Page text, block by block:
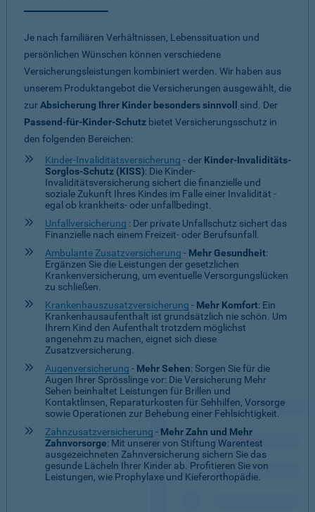
Je nach familiären Verhältnissen, Lebenssituation und
persönlichen Wünschen können verschiedene
Versicherungsleistungen kombiniert werden. Wir haben aus
unserem Produktangebot die Versicherungen ausgewählt, die
zurAbsicherung Ihrer Kinder besonders sinnvoll sind. Der
Passend-für-Kinder-Schutz bietet Versicherungsschutz in
den folgenden Bereichen:
Kinder-Invaliditätsversicherung - der Kinder-Invaliditäts-
Sorglos-Schutz (KISS): Die Kinder-
Invaliditätsversicherung sichert die finanzielle und
soziale Zukunft Ihres Kindes im Falle einer Invalidität -
egal ob krankheits- oder unfallbedingt.
Unfallversicherung : Der private Unfallschutz sichert das
Finanzielle nach einem Freizeit- oder Berufsunfall.
Ambulante Zusatzversicherung - Mehr Gesundheit:
Ergänzen Sie die Leistungen der gesetzlichen
Krankenversicherung, um eventuelle Versorgungslücken
zu schließen.
Krankenhauszusatzversicherung - Mehr Komfort: Ein
Krankenhausaufenthalt ist grundsätzlich nie schön. Um
Ihrem Kind den Aufenthalt trotzdem möglichst
angenehm zu machen, eignet sich diese
Zusatzversicherung.
Augenversicherung - Mehr Sehen: Sorgen Sie für die
Augen Ihrer Sprösslinge vor: Die Versicherung Mehr
Sehen beinhaltet Leistungen für Brillen und
Kontaktlinsen, Reparaturkosten für Sehhilfen, Vorsorge
sowie Operationen zur Behebung einer Fehlsichtigkeit.
Zahnzusatzversicherung - Mehr Zahn und Mehr
Zahnvorsorge: Mit unserer von Stiftung Warentest
ausgezeichneten Zahnversicherung sichern Sie das
gesunde Lächeln Ihrer Kinder ab. Profitieren Sie von
Leistungen, wie Prophylaxe und Kieferorthopädie.